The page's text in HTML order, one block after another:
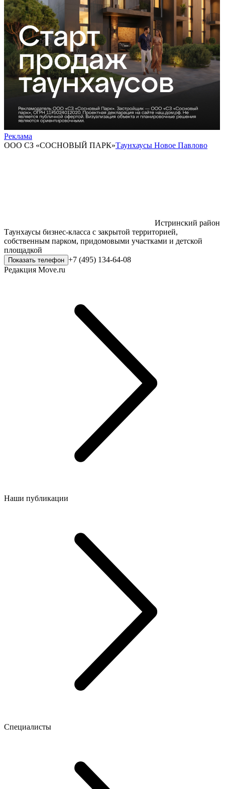
Реклама
ООО СЗ «СОСНОВЫЙ ПАРК»Таунхаусы Новое Павлово
Истринский район
Таунхаусы бизнес-класса с закрытой территорией,
собственным парком, придомовыми участками и детской
площадкой
Показать телефон +7 (495) 134-64-08
Редакция Move.ru
Наши публикации
Специалисты